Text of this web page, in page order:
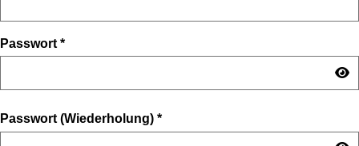
Passwort *
Passwort (Wiederholung) *